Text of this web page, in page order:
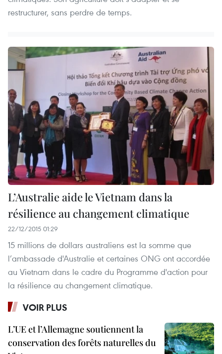
restructurer, sans perdre de temps.
L’Australie aide le Vietnam dans la
résilience au changement climatique
22/12/2015 01:29
15 millions de dollars australiens est la somme que
l’ambassade d'Australie et certaines ONG ont accordée
au Vietnam dans le cadre du Programme d'action pour
la résilience au changement climatique.
VOIR PLUS
L’UE et l’Allemagne soutiennent la
conservation des forêts naturelles du